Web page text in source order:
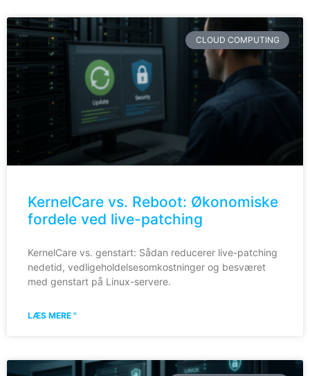
CLOUD COMPUTING
KernelCare vs. Reboot: Økonomiske
fordele ved live-patching
KernelCare vs. genstart: Sådan reducerer live-patching
nedetid, vedligeholdelsesomkostninger og besværet
med genstart på Linux-servere.
LÆS MERE "